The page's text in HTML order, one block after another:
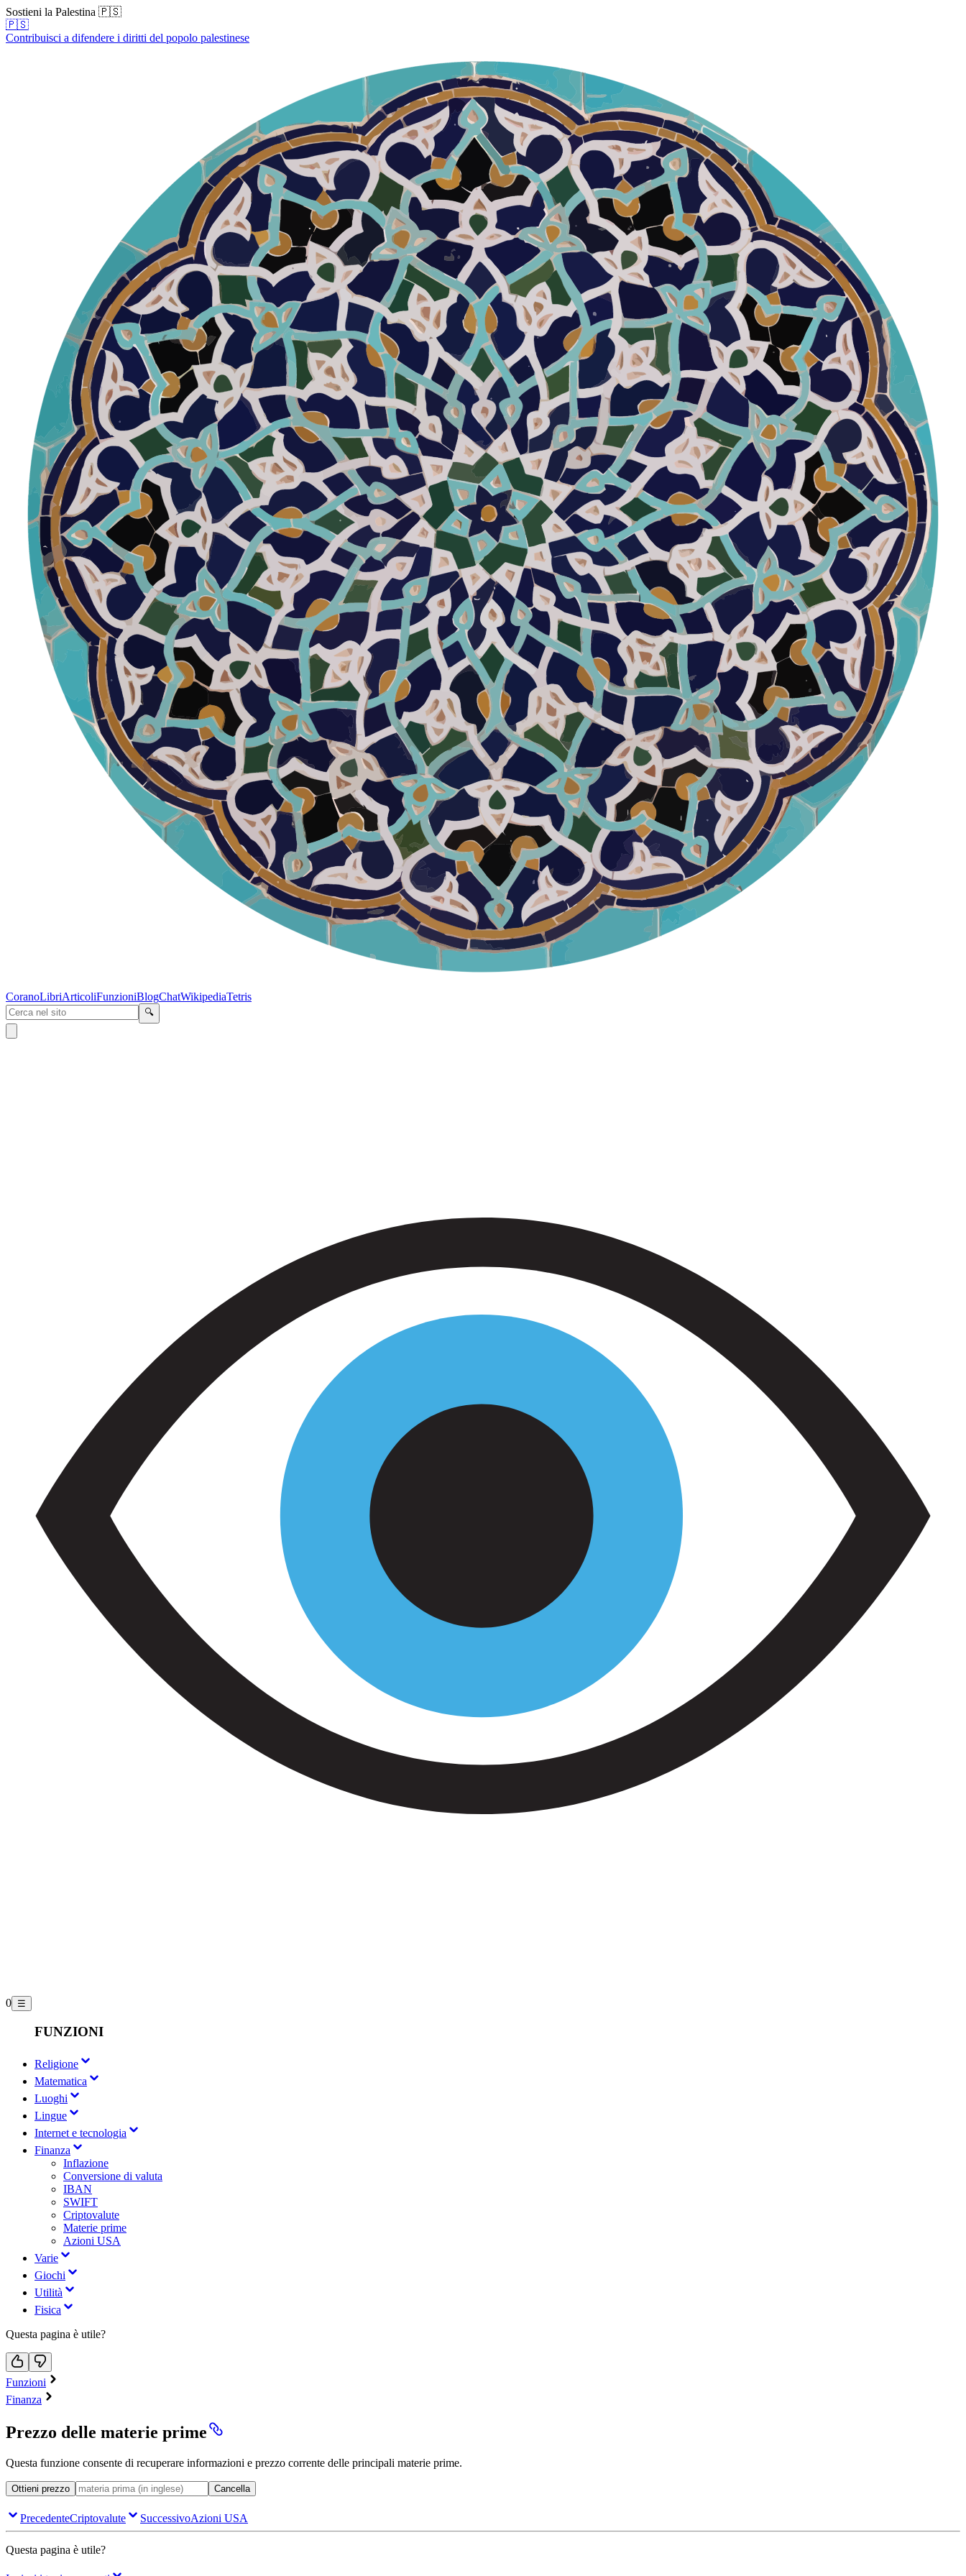
Sostieni la Palestina 🇵🇸
🇵🇸
Contribuisci a difendere i diritti del popolo palestinese
CoranoLibriArticoliFunzioniBlogChatWikipediaTetris
🔍
0 ☰
FUNZIONI
Religione
Matematica
Luoghi
Lingue
Internet e tecnologia
Finanza
Inflazione
Conversione di valuta
IBAN
SWIFT
Criptovalute
Materie prime
Azioni USA
Varie
Giochi
Utilità
Fisica
Questa pagina è utile?
Funzioni
Finanza
Prezzo delle materie prime
Questa funzione consente di recuperare informazioni e prezzo corrente delle principali materie prime.
Ottieni prezzo Cancella
PrecedenteCriptovalute SuccessivoAzioni USA
Questa pagina è utile?